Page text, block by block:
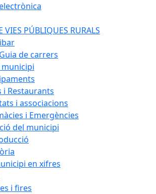
VIES PÚBLIQUES RURALS
de carrers
municipi
i Restaurants
i associacions
i Emergències
del municipi
en xifres
i fires